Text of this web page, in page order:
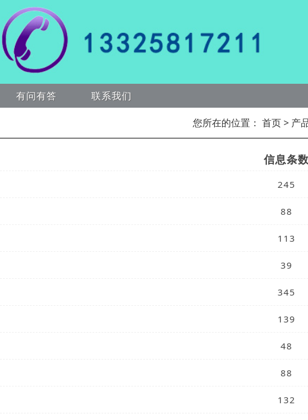
有问有答 联系我们
您所在的位置： 首页> 产
信息条
245
88
113
39
345
139
48
88
132